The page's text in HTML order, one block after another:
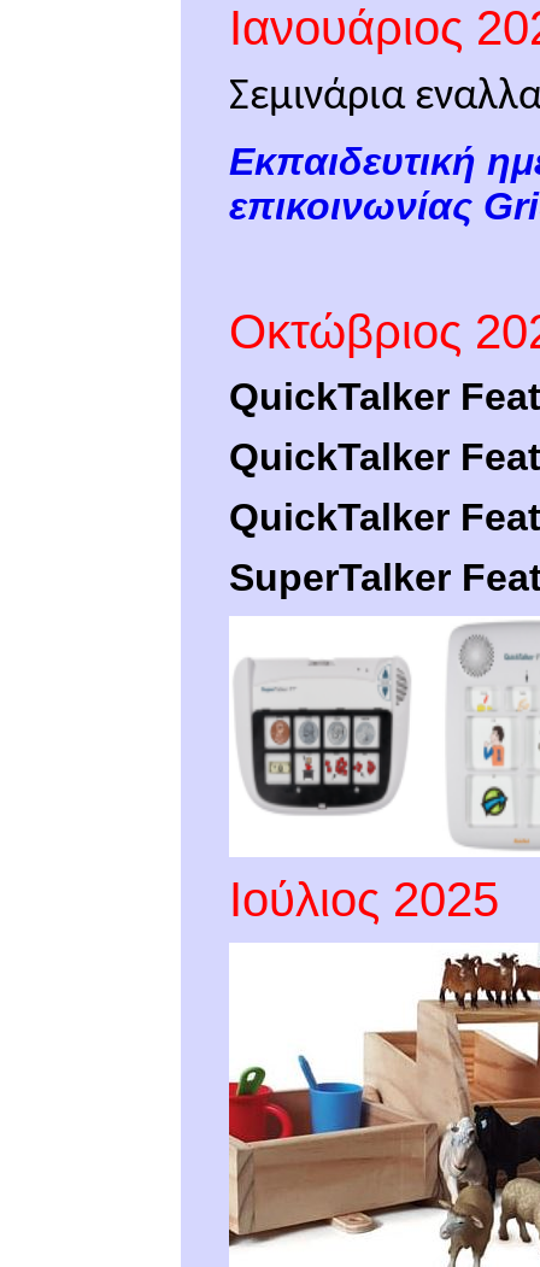
Ιανουάριος
Σεμινάρια
Εκπαιδευτική
επικοινωνίας
Οκτώβριος
QuickTalker
QuickTalker
QuickTalker
SuperTalker
Ιούλιος 2025